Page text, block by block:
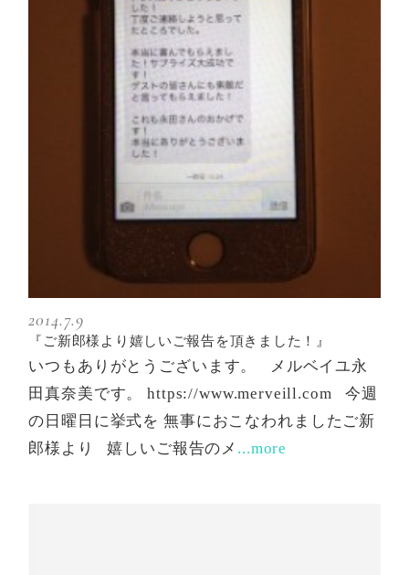
2014.7.9
『ご新郎様より嬉しいご報告を頂きました！』
いつもありがとうございます。 メルベイユ永
田真奈美です。 https://www.merveill.com 今週
の日曜日に挙式を 無事におこなわれましたご新
郎様より 嬉しいご報告のメ ...more